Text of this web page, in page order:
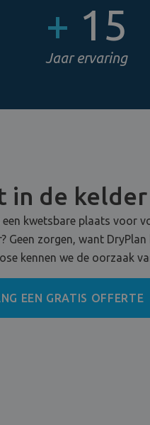
+ 15
Jaar ervaring
in de
een kwetsbare plaats voor
Geen zorgen, want
kennen we de oorzaak
EEN GRATIS OFFERTE